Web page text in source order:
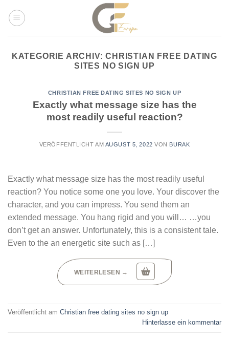
KATEGORIE ARCHIV:CHRISTIAN FREE DATING
SITES NO SIGN UP
CHRISTIAN FREE DATING SITES NO SIGN UP
Exactly what message size has the
most readily useful reaction?
VERÖFFENTLICHT AM AUGUST 5, 2022 VON BURAK
Exactly what message size has the most readily useful
reaction? You notice some one you love. Your discover the
character, and you can impress. You send them an
extended message. You hang rigid and you will… …you
don’t get an answer. Unfortunately, this is a consistent tale.
Even to the an energetic site such as […]
WEITERLESEN →
Veröffentlicht am Christian free dating sites no sign up
Hinterlasse ein kommentar